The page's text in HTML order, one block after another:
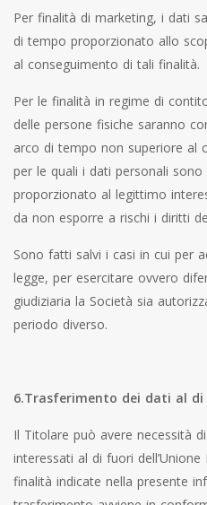
Per finalità di marketing, i dati
di tempo proporzionato allo
al conseguimento di tali finalità.
Per le finalità in regime di
delle persone fisiche saranno
arco di tempo non superiore al
per le quali i dati personali
proporzionato al legittimo
da non esporre a rischi i diritti
Sono fatti salvi i casi in cui per
legge, per esercitare ovvero
giudiziaria la Società sia
periodo diverso.
6.Trasferimento dei dati al di
Il Titolare può avere necessità
interessati al di fuori
finalità indicate nella presente